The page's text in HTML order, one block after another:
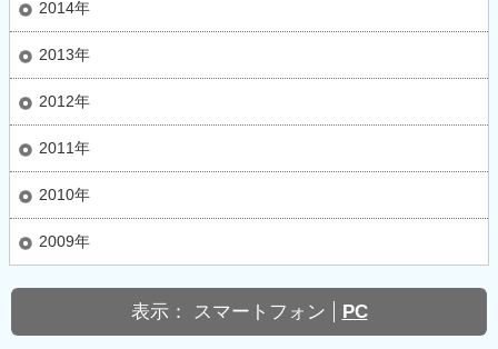
2014年
2013年
2012年
2011年
2010年
2009年
表示： スマートフォン PC